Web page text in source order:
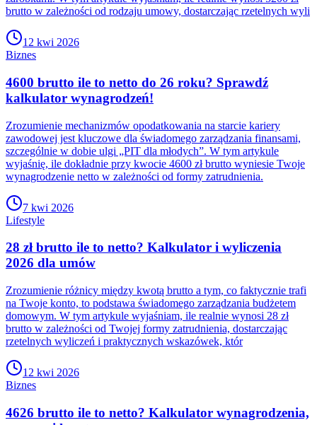
brutto w zależności od rodzaju umowy, dostarczając rzetelnych wyli
12 kwi 2026
Biznes
4600 brutto ile to netto do 26 roku? Sprawdź
kalkulator wynagrodzeń!
Zrozumienie mechanizmów opodatkowania na starcie kariery
zawodowej jest kluczowe dla świadomego zarządzania finansami,
szczególnie w dobie ulgi „PIT dla młodych”. W tym artykule
wyjaśnię, ile dokładnie przy kwocie 4600 zł brutto wyniesie Twoje
wynagrodzenie netto w zależności od formy zatrudnienia.
7 kwi 2026
Lifestyle
28 zł brutto ile to netto? Kalkulator i wyliczenia
2026 dla umów
Zrozumienie różnicy między kwotą brutto a tym, co faktycznie trafi
na Twoje konto, to podstawa świadomego zarządzania budżetem
domowym. W tym artykule wyjaśniam, ile realnie wynosi 28 zł
brutto w zależności od Twojej formy zatrudnienia, dostarczając
rzetelnych wyliczeń i praktycznych wskazówek, któr
12 kwi 2026
Biznes
4626 brutto ile to netto? Kalkulator wynagrodzenia,